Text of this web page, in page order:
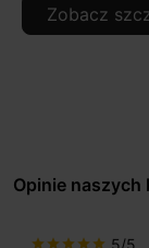
Zobacz
Opinie naszych